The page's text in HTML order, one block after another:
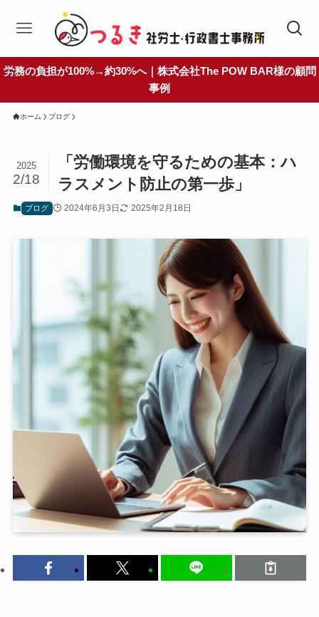
労務の負担が100%→約30%へ｜株式会社The POW BAR様の顧問
事例
ホーム ブログ
「労働環境を守るための基本：ハ
ラスメント防止の第一歩」
2025
2/18
ブログ 2024年6月3日 2025年2月18日